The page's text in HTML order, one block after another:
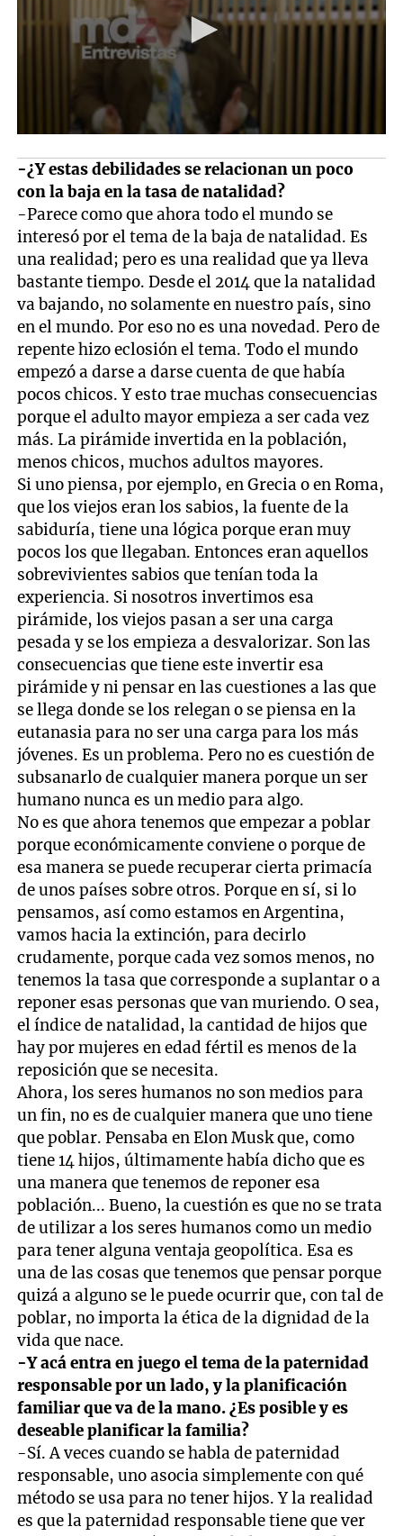
-¿Y estas debilidades se relacionan un poco
con la baja en la tasa de natalidad?
-Parece como que ahora todo el mundo se
interesó por el tema de la baja de natalidad. Es
una realidad; pero es una realidad que ya lleva
bastante tiempo. Desde el 2014 que la natalidad
va bajando, no solamente en nuestro país, sino
en el mundo. Por eso no es una novedad. Pero de
repente hizo eclosión el tema. Todo el mundo
empezó a darse a darse cuenta de que había
pocos chicos. Y esto trae muchas consecuencias
porque el adulto mayor empieza a ser cada vez
más. La pirámide invertida en la población,
menos chicos, muchos adultos mayores.
Si uno piensa, por ejemplo, en Grecia o en Roma,
que los viejos eran los sabios, la fuente de la
sabiduría, tiene una lógica porque eran muy
pocos los que llegaban. Entonces eran aquellos
sobrevivientes sabios que tenían toda la
experiencia. Si nosotros invertimos esa
pirámide, los viejos pasan a ser una carga
pesada y se los empieza a desvalorizar. Son las
consecuencias que tiene este invertir esa
pirámide y ni pensar en las cuestiones a las que
se llega donde se los relegan o se piensa en la
eutanasia para no ser una carga para los más
jóvenes. Es un problema. Pero no es cuestión de
subsanarlo de cualquier manera porque un ser
humano nunca es un medio para algo.
No es que ahora tenemos que empezar a poblar
porque económicamente conviene o porque de
esa manera se puede recuperar cierta primacía
de unos países sobre otros. Porque en sí, si lo
pensamos, así como estamos en Argentina,
vamos hacia la extinción, para decirlo
crudamente, porque cada vez somos menos, no
tenemos la tasa que corresponde a suplantar o a
reponer esas personas que van muriendo. O sea,
el índice de natalidad, la cantidad de hijos que
hay por mujeres en edad fértil es menos de la
reposición que se necesita.
Ahora, los seres humanos no son medios para
un fin, no es de cualquier manera que uno tiene
que poblar. Pensaba en Elon Musk que, como
tiene 14 hijos, últimamente había dicho que es
una manera que tenemos de reponer esa
población... Bueno, la cuestión es que no se trata
de utilizar a los seres humanos como un medio
para tener alguna ventaja geopolítica. Esa es
una de las cosas que tenemos que pensar porque
quizá a alguno se le puede ocurrir que, con tal de
poblar, no importa la ética de la dignidad de la
vida que nace.
-Y acá entra en juego el tema de la paternidad
responsable por un lado, y la planificación
familiar que va de la mano. ¿Es posible y es
deseable planificar la familia?
-Sí. A veces cuando se habla de paternidad
responsable, uno asocia simplemente con qué
método se usa para no tener hijos. Y la realidad
es que la paternidad responsable tiene que ver